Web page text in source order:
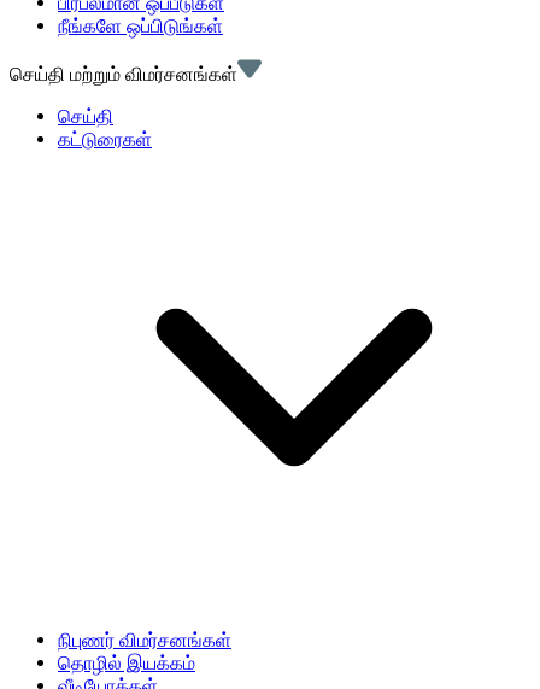
நீங்களே ஒப்பிடுங்கள்
செய்தி மற்றும் விமர்சனங்கள்
செய்தி
கட்டுரைகள்
நிபுணர் விமர்சனங்கள்
தொழில் இயக்கம்